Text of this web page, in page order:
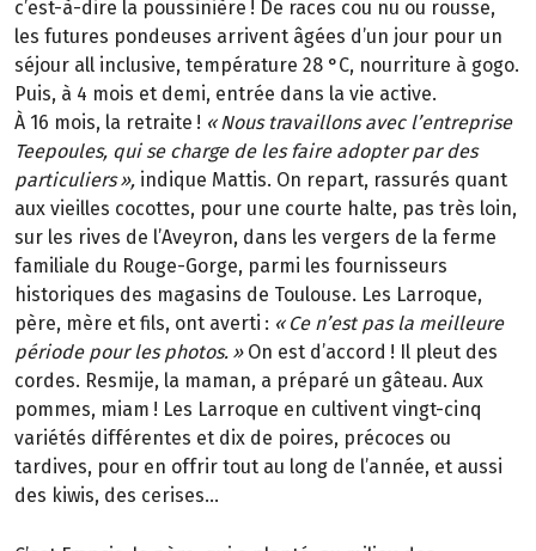
c’est-à-dire la poussinière ! De races cou nu ou rousse,
les futures pondeuses arrivent âgées d ’un jour pour un
séjour all inclusive, température 28 °C, nourriture à gogo.
Puis, à 4 mois et demi, entrée dans la vie active.
À 16 mois, la retraite ! « Nous travaillons avec l’entreprise
Teepoules, qui se charge de les faire adopter par des
particuliers », indique Mattis. On repart, rassurés quant
aux vieilles cocottes, pour une courte halte, pas très loin,
sur les rives de l’Aveyron, dans les vergers de la ferme
familiale du Rouge-Gorge, parmi les fournisseurs
historiques des magasins de Toulouse. Les Larroque,
père, mère et fils, ont averti : « Ce n’est pas la meilleure
période pour les photos. »On est d’accord ! Il pleut des
cordes. Resmije, la maman, a préparé un gâteau. Aux
pommes, miam ! Les Larroque en cultivent vingt-cinq
variétés différentes et dix de poires, précoces ou
tardives, pour en offrir tout au long de l’année, et aussi
des kiwis, des cerises...